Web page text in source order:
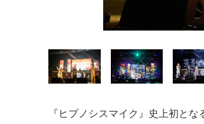
『ヒプノシスマイク』史上初と